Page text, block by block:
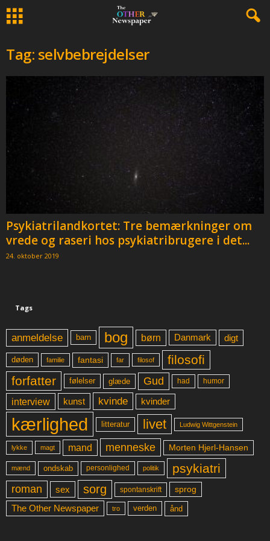
Tag: selvbebrejdelser
Psykiatrilandkortet: Tre bemærkninger om
vrede og raseri hos psykiatribrugere i det...
24. oktober 2019
Tags
anmeldelse barn bog børn Danmark digt
døden familie fantasi far filosof
filosofi
forfatter
følelser glæde Gud had humor
interview kunst kvinde kvinder
kærlighed litteratur livet Ludwig Wittgenstein
lykke magt mand menneske Morten Hjerl-Hansen
mænd ondskab personlighed politik psykiatri
roman sex sorg spontanskrift sprog
The Other Newspaper tro verden ånd